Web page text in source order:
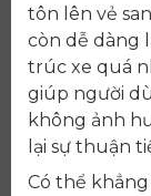
tôn lên vẻ
còn dễ dàng
trúc xe quá
giúp người
không ảnh
lại sự thuận
Có thể